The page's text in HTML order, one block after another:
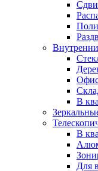
В
В
Для